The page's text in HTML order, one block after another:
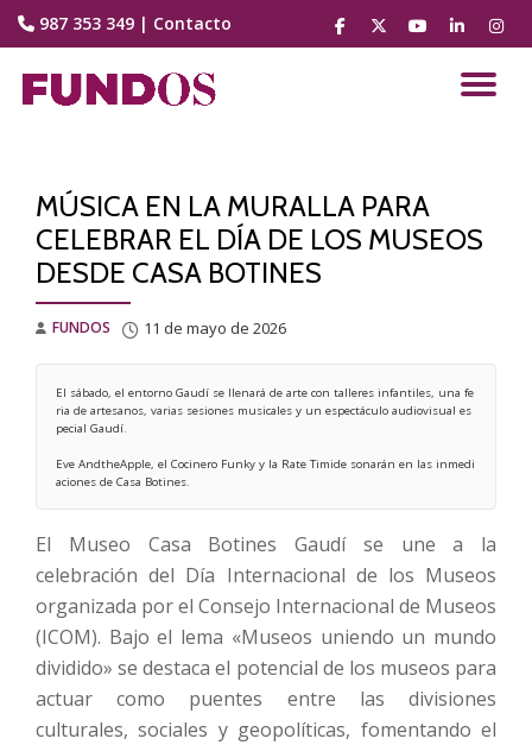
contenido
987 353 349 | Contacto
fa-
facebook
fa-
brands
fa-
youtube-
fa-
linkedin
fa-
MÚSICA EN LA MURALLA PARA
CELEBRAR EL DÍA DE LOS MUSEOS
DESDE CASA BOTINES
FUNDOS 11 de mayo de 2026
El sábado, el entorno Gaudí se llenará de arte con talleres infantiles, una fe
ria de artesanos, varias sesiones musicales y un espectáculo audiovisual es
pecial Gaudí.
Eve AndtheApple, el Cocinero Funky y la Rate Timide sonarán en las inmedi
aciones de Casa Botines.
El Museo Casa Botines Gaudí se une a la
celebración del Día Internacional de los Museos
organizada por el Consejo Internacional de Museos
(ICOM). Bajo el lema «Museos uniendo un mundo
dividido» se destaca el potencial de los museos para
actuar como puentes entre las divisiones
culturales, sociales y geopolíticas, fomentando el